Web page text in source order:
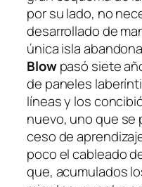
por su la­do, no
de­sa­rro­lla­do de
úni­ca is­la
Blowpa­só sie­te
de pa­ne­les
lí­neas y los
nue­vo, uno que
ce­so de
po­co el ca­blea­do
que, acu­mu­la­dos